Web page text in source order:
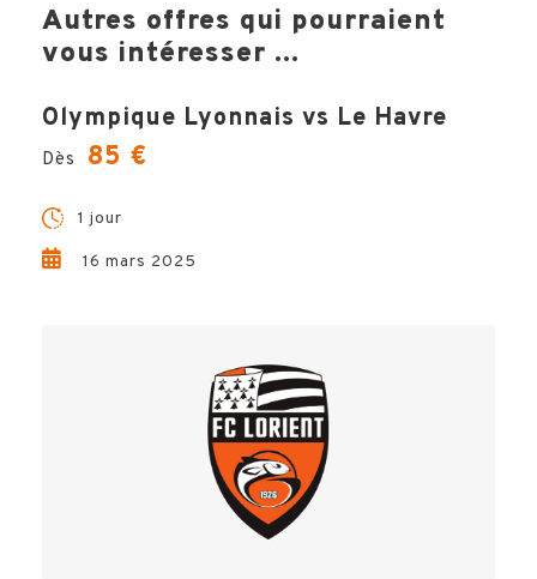
Autres offres qui pourraient
vous intéresser ...
Olympique Lyonnais vs Le Havre
Dès 85 €
1 jour
16 mars 2025